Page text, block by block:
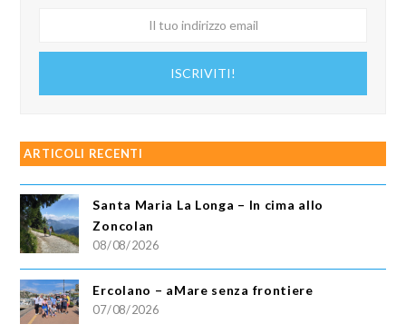
ISCRIVITI!
ARTICOLI RECENTI
Santa Maria La Longa – In cima allo
Zoncolan
08/08/2026
Ercolano – aMare senza frontiere
07/08/2026